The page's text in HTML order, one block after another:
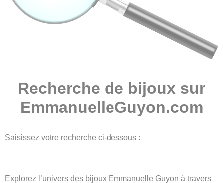
Recherche de bijoux sur
EmmanuelleGuyon.com
Saisissez votre recherche ci-dessous :
Explorez l’univers des bijoux Emmanuelle Guyon à travers